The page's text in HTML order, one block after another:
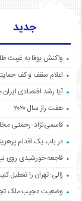
جدید
واکنش یوفا به غیبت
اعلام سقف و کف
آیا رشد اقتصادی
هفت راز سال ۲۰۲۰
قاسمی‌نژاد: رحمتی
در باب یک اقدام
فاجعه خورشیدی روی
زالی: تهران را تعطیل
وضعیت عجیب ملک تجاری و